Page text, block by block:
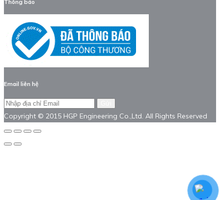
Thông báo
Email liên hệ
Copyright © 2015 HGP Engineering Co.,Ltd. All Rights Reserved